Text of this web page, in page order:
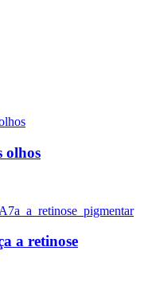
olhos
a retinose